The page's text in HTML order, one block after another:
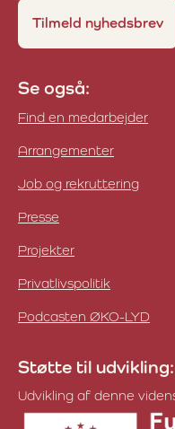
Tilmeld nyhedsbrev
Se også:
Find en medarbejder
Arrangementer
Job og rekruttering
Presse
Projekter
Privatlivspolitik
Podcasten ØKO-LYD
Støtte til udvikling:
Udvikling af denne